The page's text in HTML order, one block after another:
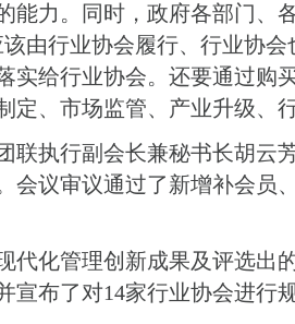
能力。同时，政府各部门、
由行业协会履行、行业协
实给行业协会。还要通过购
定、市场监管、产业升级、
执行副会长兼秘书长胡云芳
会议审议通过了新增补会员
化管理创新成果及评选出
宣布了对14家行业协会进行